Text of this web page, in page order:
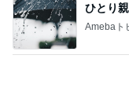
ひとり
Amebaト